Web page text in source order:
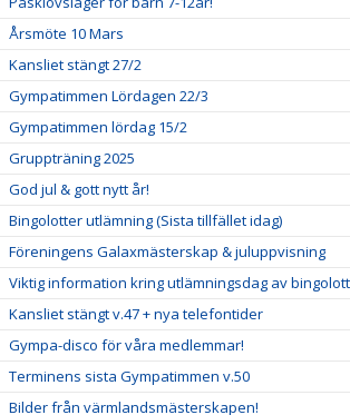
Årsmöte 10 Mars
Kansliet stängt 27/2
Gympatimmen Lördagen 22/3
Gympatimmen lördag 15/2
Gruppträning 2025
God jul & gott nytt år!
Bingolotter utlämning (Sista tillfället idag)
Föreningens Galaxmästerskap & juluppvisning
Viktig information kring utlämningsdag av
Kansliet stängt v.47 + nya telefontider
Gympa-disco för våra medlemmar!
Terminens sista Gympatimmen v.50
Bilder från värmlandsmästerskapen!